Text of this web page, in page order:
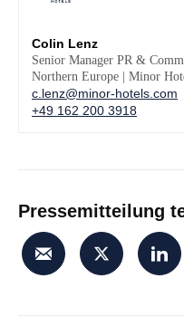
Colin Lenz
Senior Manager PR &
Northern Europe | Minor
c.lenz@minor-hotels.com
+49 162 200 3918
Pressemitteilung